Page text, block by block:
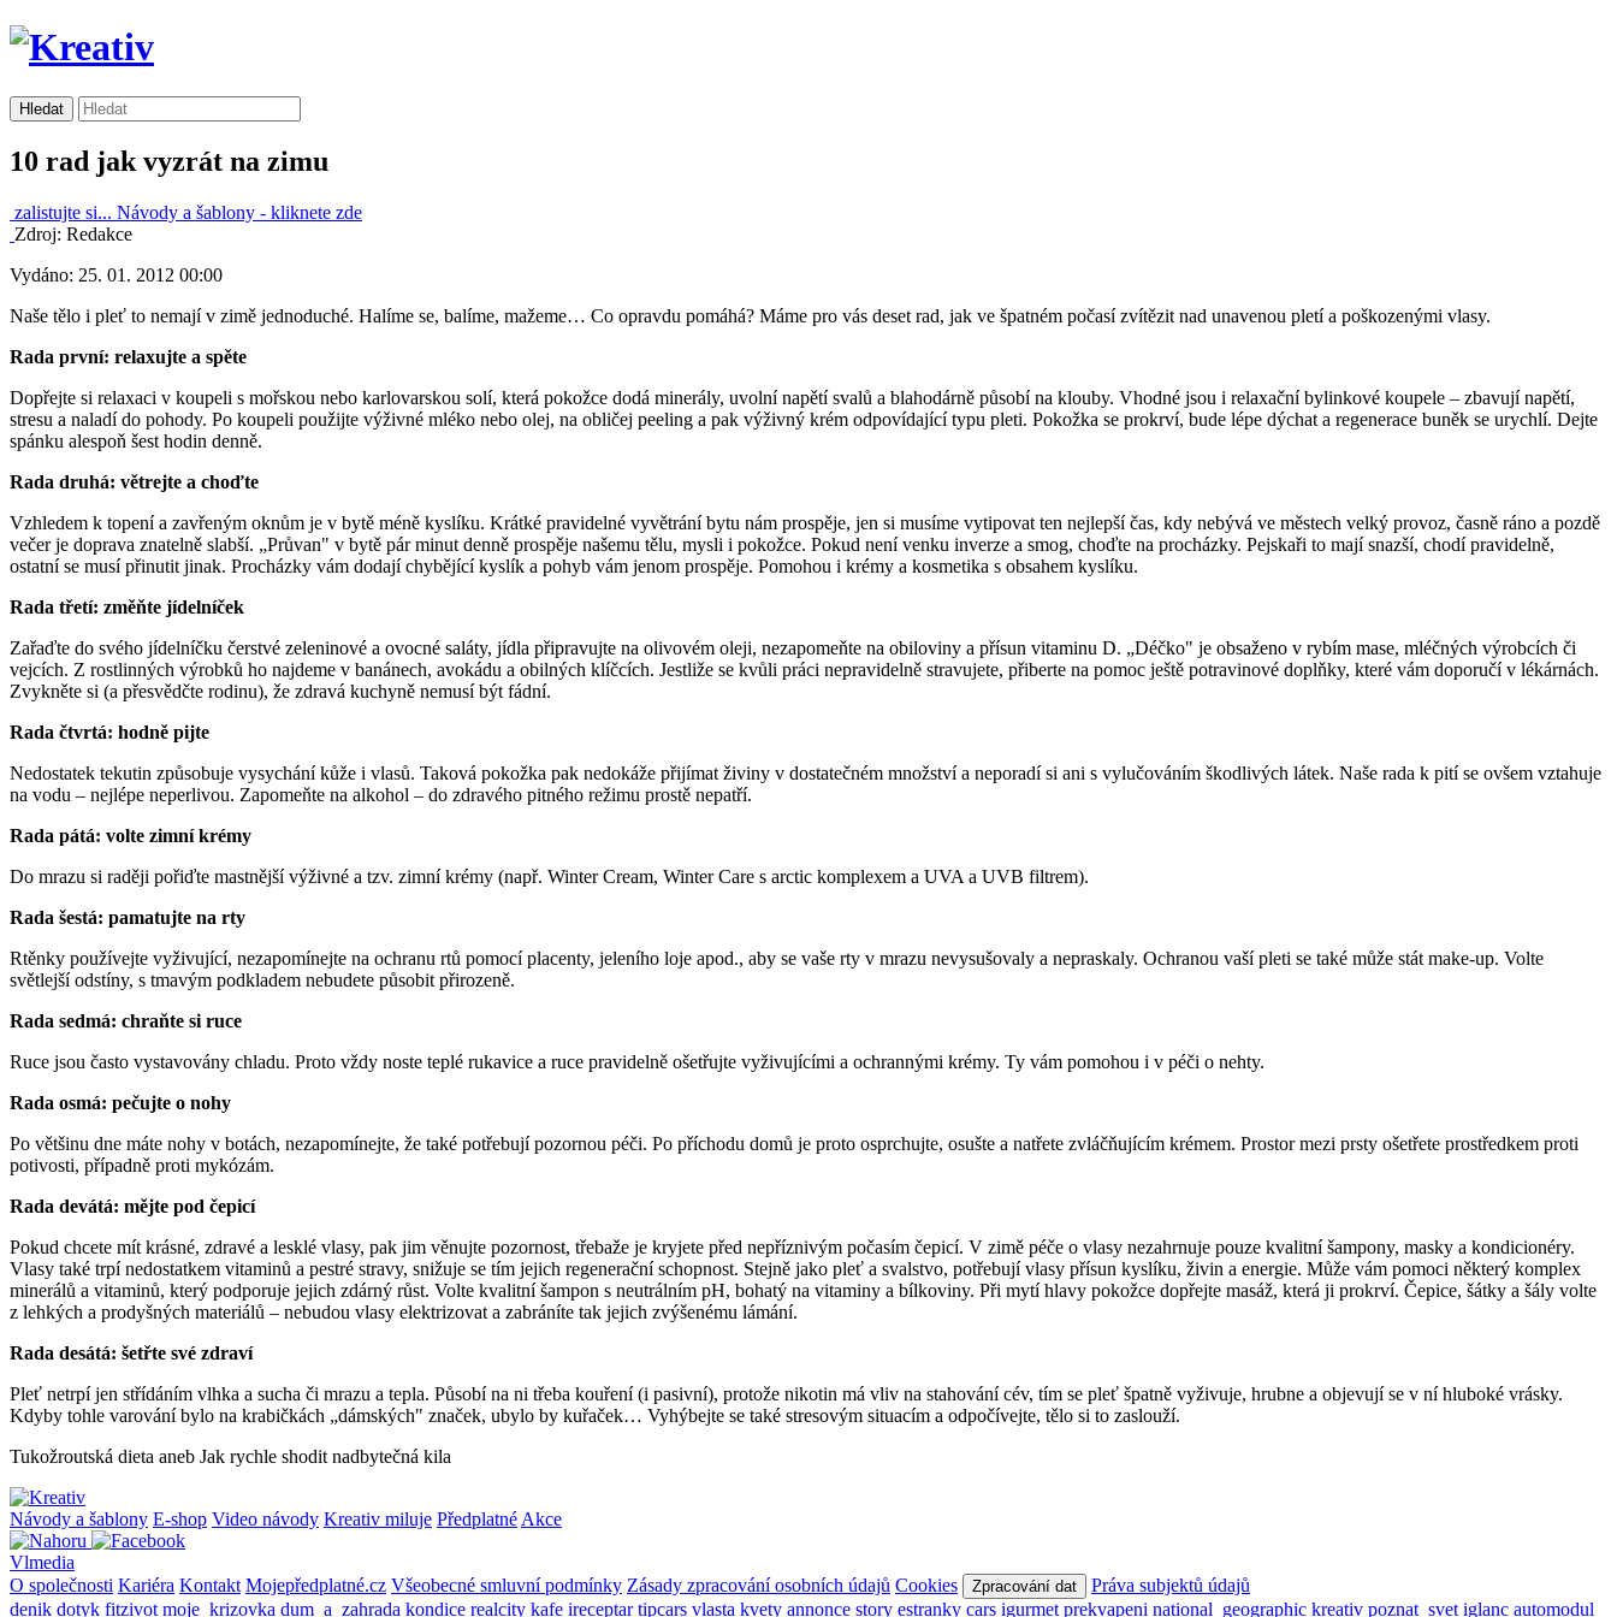
10 rad jak vyzrát na zimu
zalistujte si... Návody a šablony - kliknete zde
Zdroj: Redakce
Vydáno: 25. 01. 2012 00:00
Naše tělo i pleť to nemají v zimě jednoduché. Halíme se, balíme, mažeme… Co opravdu pomáhá? Máme pro vás deset rad, jak ve špatném počasí zvítězit nad unavenou pletí a poškozenými vlasy.
Rada první: relaxujte a spěte
Dopřejte si relaxaci v koupeli s mořskou nebo karlovarskou solí, která pokožce dodá minerály, uvolní napětí svalů a blahodárně působí na klouby. Vhodné jsou i relaxační bylinkové koupele – zbavují napětí,
stresu a naladí do pohody. Po koupeli použijte výživné mléko nebo olej, na obličej peeling a pak výživný krém odpovídající typu pleti. Pokožka se prokrví, bude lépe dýchat a regenerace buněk se urychlí. Dejte
spánku alespoň šest hodin denně.
Rada druhá: větrejte a choďte
Vzhledem k topení a zavřeným oknům je v bytě méně kyslíku. Krátké pravidelné vyvětrání bytu nám prospěje, jen si musíme vytipovat ten nejlepší čas, kdy nebývá ve městech velký provoz, časně ráno a pozdě
večer je doprava znatelně slabší. „Průvan" v bytě pár minut denně prospěje našemu tělu, mysli i pokožce. Pokud není venku inverze a smog, choďte na procházky. Pejskaři to mají snazší, chodí pravidelně,
ostatní se musí přinutit jinak. Procházky vám dodají chybějící kyslík a pohyb vám jenom prospěje. Pomohou i krémy a kosmetika s obsahem kyslíku.
Rada třetí: změňte jídelníček
Zařaďte do svého jídelníčku čerstvé zeleninové a ovocné saláty, jídla připravujte na olivovém oleji, nezapomeňte na obiloviny a přísun vitaminu D. „Déčko" je obsaženo v rybím mase, mléčných výrobcích či
vejcích. Z rostlinných výrobků ho najdeme v banánech, avokádu a obilných klíčcích. Jestliže se kvůli práci nepravidelně stravujete, přiberte na pomoc ještě potravinové doplňky, které vám doporučí v lékárnách.
Zvykněte si (a přesvědčte rodinu), že zdravá kuchyně nemusí být fádní.
Rada čtvrtá: hodně pijte
Nedostatek tekutin způsobuje vysychání kůže i vlasů. Taková pokožka pak nedokáže přijímat živiny v dostatečném množství a neporadí si ani s vylučováním škodlivých látek. Naše rada k pití se ovšem vztahuje
na vodu – nejlépe neperlivou. Zapomeňte na alkohol – do zdravého pitného režimu prostě nepatří.
Rada pátá: volte zimní krémy
Do mrazu si raději pořiďte mastnější výživné a tzv. zimní krémy (např. Winter Cream, Winter Care s arctic komplexem a UVA a UVB filtrem).
Rada šestá: pamatujte na rty
Rtěnky používejte vyživující, nezapomínejte na ochranu rtů pomocí placenty, jeleního loje apod., aby se vaše rty v mrazu nevysušovaly a nepraskaly. Ochranou vaší pleti se také může stát make-up. Volte
světlejší odstíny, s tmavým podkladem nebudete působit přirozeně.
Rada sedmá: chraňte si ruce
Ruce jsou často vystavovány chladu. Proto vždy noste teplé rukavice a ruce pravidelně ošetřujte vyživujícími a ochrannými krémy. Ty vám pomohou i v péči o nehty.
Rada osmá: pečujte o nohy
Po většinu dne máte nohy v botách, nezapomínejte, že také potřebují pozornou péči. Po příchodu domů je proto osprchujte, osušte a natřete zvláčňujícím krémem. Prostor mezi prsty ošetřete prostředkem proti
potivosti, případně proti mykózám.
Rada devátá: mějte pod čepicí
Pokud chcete mít krásné, zdravé a lesklé vlasy, pak jim věnujte pozornost, třebaže je kryjete před nepříznivým počasím čepicí. V zimě péče o vlasy nezahrnuje pouze kvalitní šampony, masky a kondicionéry.
Vlasy také trpí nedostatkem vitaminů a pestré stravy, snižuje se tím jejich regenerační schopnost. Stejně jako pleť a svalstvo, potřebují vlasy přísun kyslíku, živin a energie. Může vám pomoci některý komplex
minerálů a vitaminů, který podporuje jejich zdárný růst. Volte kvalitní šampon s neutrálním pH, bohatý na vitaminy a bílkoviny. Při mytí hlavy pokožce dopřejte masáž, která ji prokrví. Čepice, šátky a šály volte
z lehkých a prodyšných materiálů – nebudou vlasy elektrizovat a zabráníte tak jejich zvýšenému lámání.
Rada desátá: šetřte své zdraví
Pleť netrpí jen střídáním vlhka a sucha či mrazu a tepla. Působí na ni třeba kouření (i pasivní), protože nikotin má vliv na stahování cév, tím se pleť špatně vyživuje, hrubne a objevují se v ní hluboké vrásky.
Kdyby tohle varování bylo na krabičkách „dámských" značek, ubylo by kuřaček… Vyhýbejte se také stresovým situacím a odpočívejte, tělo si to zaslouží.
Tukožroutská dieta aneb Jak rychle shodit nadbytečná kila
Návody a šablony E-shop Video návody Kreativ miluje Předplatné Akce
Vlmedia
O společnosti Kariéra Kontakt Mojepředplatné.cz Všeobecné smluvní podmínky Zásady zpracování osobních údajů Cookies Zpracování dat
Práva subjektů údajů
denik dotyk fitzivot moje_krizovka dum_a_zahrada kondice realcity kafe ireceptartipcars vlasta kvety annonce story estranky cars igurmet prekvapeni national_geographic kreativ poznat_svet iglanc automodul